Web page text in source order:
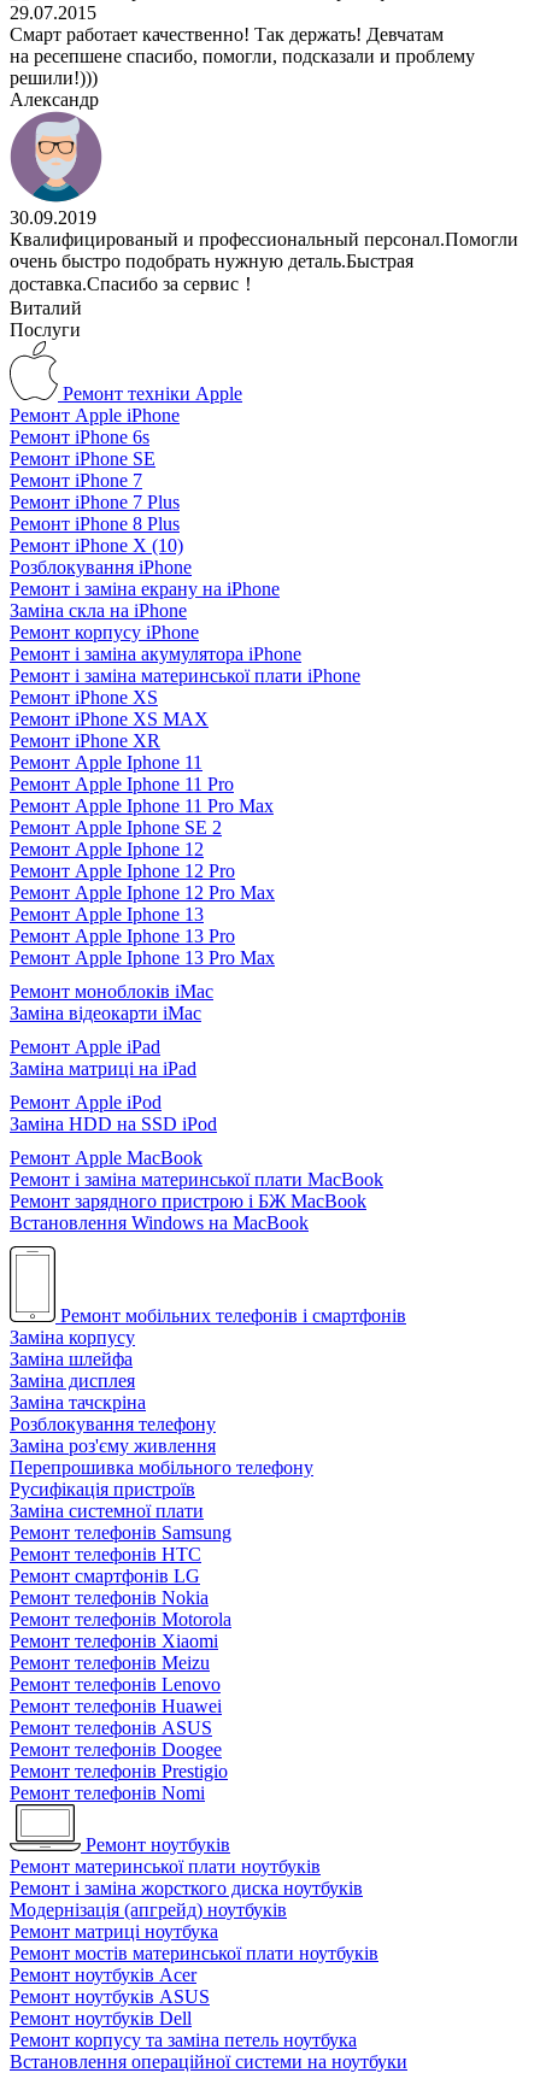
29.07.2015
Смарт работает качественно! Так держать! Девчатам
на ресепшене спасибо, помогли, подсказали и проблему
решили!)))
Александр
30.09.2019
Квалифицированый и профессиональный персонал.Помогли
очень быстро подобрать нужную деталь.Быстрая
доставка.Спасибо за сервис！
Виталий
Послуги
Ремонт техніки Apple
Ремонт Apple iPhone
Ремонт iPhone 6s
Ремонт iPhone SE
Ремонт iPhone 7
Ремонт iPhone 7 Plus
Ремонт iPhone 8 Plus
Ремонт iPhone X (10)
Розблокування iPhone
Ремонт і заміна екрану на iPhone
Заміна скла на iPhone
Ремонт корпусу iPhone
Ремонт і заміна акумулятора iPhone
Ремонт і заміна материнської плати iPhone
Ремонт iPhone XS
Ремонт iPhone XS MAX
Ремонт iPhone XR
Ремонт Apple Iphone 11
Ремонт Apple Iphone 11 Pro
Ремонт Apple Iphone 11 Pro Max
Ремонт Apple Iphone SE 2
Ремонт Apple Iphone 12
Ремонт Apple Iphone 12 Pro
Ремонт Apple Iphone 12 Pro Max
Ремонт Apple Iphone 13
Ремонт Apple Iphone 13 Pro
Ремонт Apple Iphone 13 Pro Max
Ремонт моноблоків iMac
Заміна відеокарти iMac
Ремонт Apple iPad
Заміна матриці на iPad
Ремонт Apple iPod
Заміна HDD на SSD iPod
Ремонт Apple MacBook
Ремонт і заміна материнської плати MacBook
Ремонт зарядного пристрою і БЖ MacBook
Встановлення Windows на MacBook
Ремонт мобільних телефонів і смартфонів
Заміна корпусу
Заміна шлейфа
Заміна дисплея
Заміна тачскріна
Розблокування телефону
Заміна роз'єму живлення
Перепрошивка мобільного телефону
Русифікація пристроїв
Заміна системної плати
Ремонт телефонів Samsung
Ремонт телефонів HTC
Ремонт смартфонів LG
Ремонт телефонів Nokia
Ремонт телефонів Motorola
Ремонт телефонів Xiaomi
Ремонт телефонів Meizu
Ремонт телефонів Lenovo
Ремонт телефонів Huawei
Ремонт телефонів ASUS
Ремонт телефонів Doogee
Ремонт телефонів Prestigio
Ремонт телефонів Nomi
Ремонт ноутбуків
Ремонт материнської плати ноутбуків
Ремонт і заміна жорсткого диска ноутбуків
Модернізація (апгрейд) ноутбуків
Ремонт матриці ноутбука
Ремонт мостів материнської плати ноутбуків
Ремонт ноутбуків Acer
Ремонт ноутбуків ASUS
Ремонт ноутбуків Dell
Ремонт корпусу та заміна петель ноутбука
Встановлення операційної системи на ноутбуки